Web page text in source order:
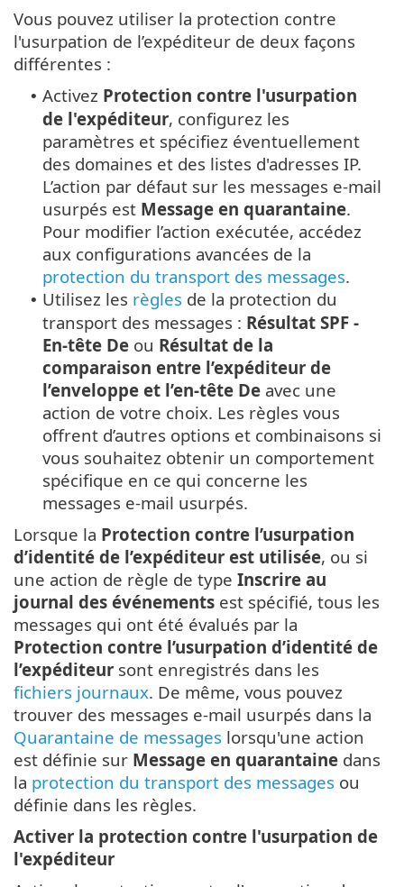
Vous pouvez utiliser la protection contre
l'usurpation de l’expéditeur de deux façons
différentes :
• Activez Protection contre l'usurpation
de l'expéditeur, configurez les
paramètres et spécifiez éventuellement
des domaines et des listes d'adresses IP.
L’action par défaut sur les messages e-mail
usurpés est Message en quarantaine.
Pour modifier l’action exécutée, accédez
aux configurations avancées de la
protection du transport des messages.
• Utilisez les règles de la protection du
transport des messages : Résultat SPF -
En-tête De ou Résultat de la
comparaison entre l’expéditeur de
l’enveloppe et l’en-tête De avec une
action de votre choix. Les règles vous
offrent d’autres options et combinaisons si
vous souhaitez obtenir un comportement
spécifique en ce qui concerne les
messages e-mail usurpés.
Lorsque la Protection contre l’usurpation
d’identité de l’expéditeur est utilisée, ou si
une action de règle de type Inscrire au
journal des événements est spécifié, tous les
messages qui ont été évalués par la
Protection contre l’usurpation d’identité de
l’expéditeur sont enregistrés dans les
fichiers journaux. De même, vous pouvez
trouver des messages e-mail usurpés dans la
Quarantaine de messages lorsqu'une action
est définie sur Message en quarantaine dans
la protection du transport des messages ou
définie dans les règles.
Activer la protection contre l'usurpation de
l'expéditeur